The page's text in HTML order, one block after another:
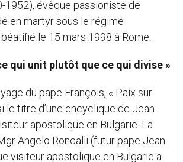
1952), évêque passioniste de
en martyr sous le régime
le 15 mars 1998 à Rome.
qui unit plutôt que ce qui divise »
du pape François, « Paix sur
le titre d’une encyclique de Jean
apostolique en Bulgarie. La
Angelo Roncalli (futur pape Jean
visiteur apostolique en Bulgarie a